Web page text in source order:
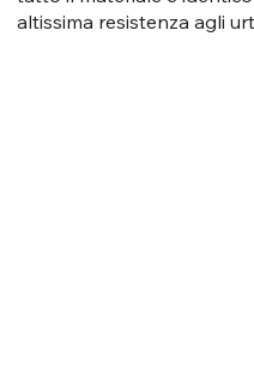
altissima resistenza agli